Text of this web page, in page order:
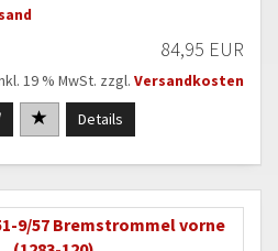
84,95 EUR
19 % MwSt. zzgl. Versandkosten
Details